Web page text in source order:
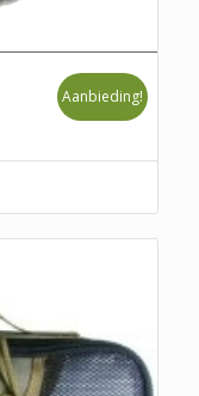
Aanbieding!